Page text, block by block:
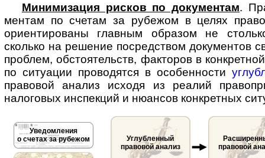
Минимизация рисков по документам.
мен­там по счетам за рубежом в целях
ориентированы главным образом не
сколько на решение посредством документов
проблем, обстоятельств, факторов в
по ситуации проводятся в особенности
правовой анализ исходя из реалий
налоговых инспекций и нюансов конкретных
Уведомления
о счетах за рубежом
Углубленный
правовой анализ
правовой